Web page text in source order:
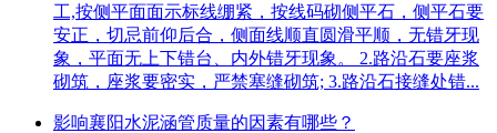
工,按侧平面面示标线绷紧，按线码砌侧平石，侧平石要
安正，切忌前仰后合，侧面线顺直圆滑平顺，无错牙现
象，平面无上下错台、内外错牙现象。 2.路沿石要座浆
砌筑，座浆要密实，严禁塞缝砌筑; 3.路沿石接缝处错...
影响襄阳水泥涵管质量的因素有哪些？